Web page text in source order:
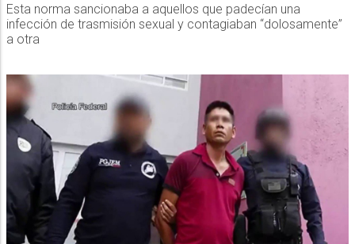
Esta norma sancionaba a aquellos que padecían una
infección de trasmisión sexual y contagiaban “dolosamente”
a otra